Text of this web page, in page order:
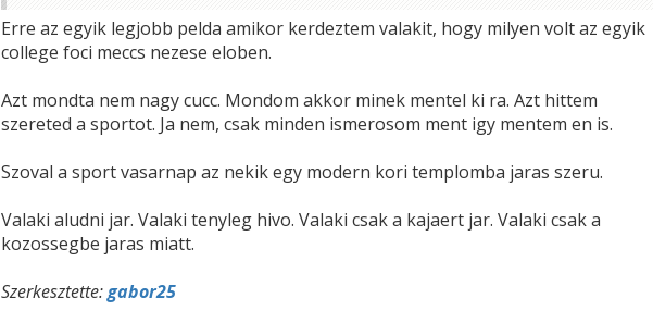
Erre az egyik legjobb pelda amikor kerdeztem valakit, hogy milyen volt az egyik
college foci meccs nezese eloben.
Azt mondta nem nagy cucc. Mondom akkor minek mentel ki ra. Azt hittem
szereted a sportot. Ja nem, csak minden ismerosom ment igy mentem en is.
Szoval a sport vasarnap az nekik egy modern kori templomba jaras szeru.
Valaki aludni jar. Valaki tenyleg hivo. Valaki csak a kajaert jar. Valaki csak a
kozossegbe jaras miatt.
Szerkesztette:gabor25